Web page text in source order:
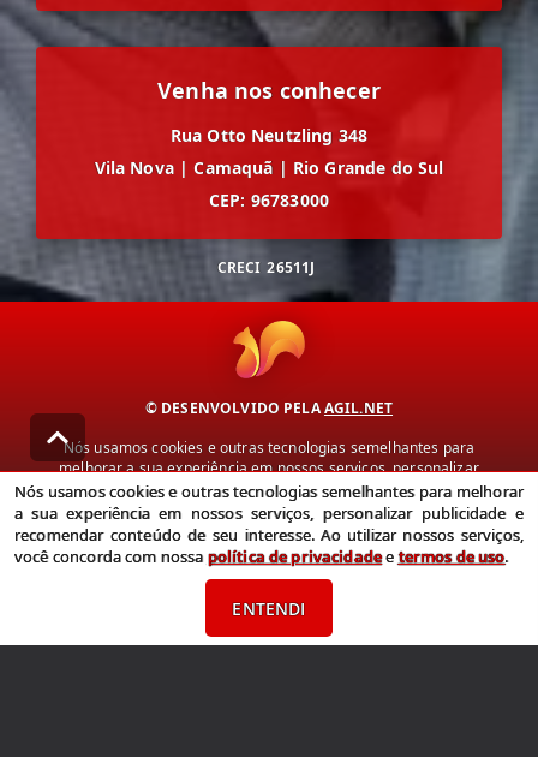
Venha nos conhecer
Rua Otto Neutzling 348
Vila Nova | Camaquã | Rio Grande do Sul
CEP: 96783000
CRECI 26511J
© DESENVOLVIDO PELAAGIL.NET
Nós usamos cookies e outras tecnologias semelhantes para
melhorar a sua experiência em nossos serviços, personalizar
publicidade e recomendar conteúdo de seu interesse. Ao utilizar
nossos serviços, você concorda com nossa política de privacidade e
termos de uso.
Política de Privacidade Termos de uso
Nós usamos cookies e outras tecnologias semelhantes para melhorar
a sua experiência em nossos serviços, personalizar publicidade e
recomendar conteúdo de seu interesse. Ao utilizar nossos serviços,
você concorda com nossa política de privacidadeetermos de uso.
ENTENDI